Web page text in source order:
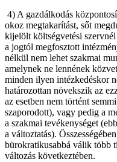
4) A gazdálkodás
okoz megtakarítást, sőt
kijelölt költségvetési
a jogtól megfosztott
nélkül nem lehet szakmai
amelynek ne lennének
minden ilyen intézkedéskor
határozottan növekszik az
az esetben nem történt
szaporodott), vagy pedig a
a szakmai tevékenységet
a változtatás).
bürokratikusabbá válik több
változás következtében.